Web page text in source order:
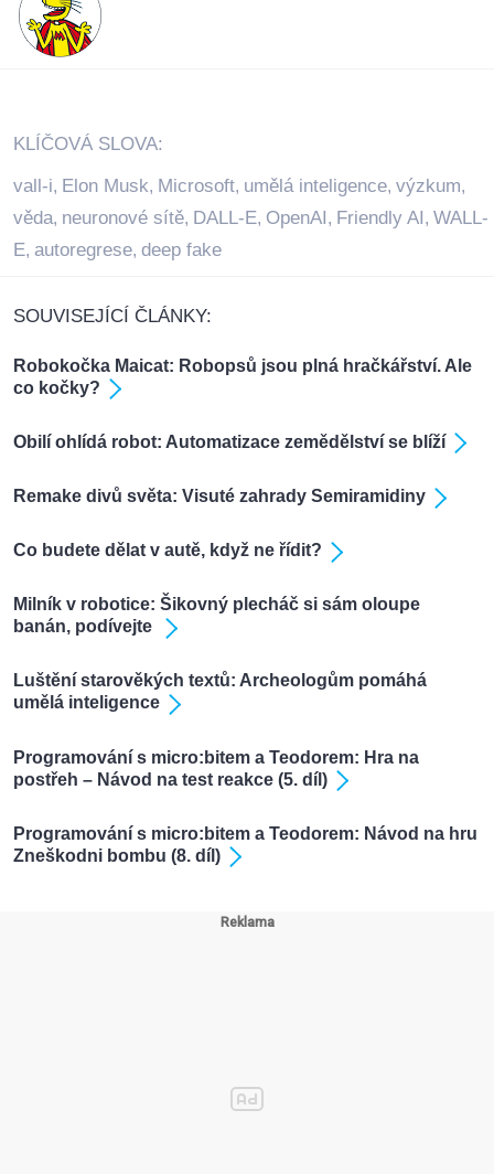
KLÍČOVÁ SLOVA:
vall-i, Elon Musk, Microsoft, umělá inteligence, výzkum,
věda, neuronové sítě, DALL-E, OpenAI, Friendly AI, WALL-
E, autoregrese, deep fake
SOUVISEJÍCÍ ČLÁNKY:
Robokočka Maicat: Robopsů jsou plná hračkářství. Ale
co kočky?
Obilí ohlídá robot: Automatizace zemědělství se blíží
Remake divů světa: Visuté zahrady Semiramidiny
Co budete dělat v autě, když ne řídit?
Milník v robotice: Šikovný plecháč si sám oloupe
banán, podívejte
Luštění starověkých textů: Archeologům pomáhá
umělá inteligence
Programování s micro:bitem a Teodorem: Hra na
postřeh – Návod na test reakce (5. díl)
Programování s micro:bitem a Teodorem: Návod na hru
Zneškodni bombu (8. díl)